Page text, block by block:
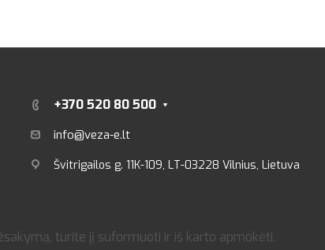
+370 520 80 500
info@veza-e.lt
Švitrigailos g. 11K-109, LT-03228 Vilnius, Lietuva
turite jį suformuoti ir iš karto apmokėti.